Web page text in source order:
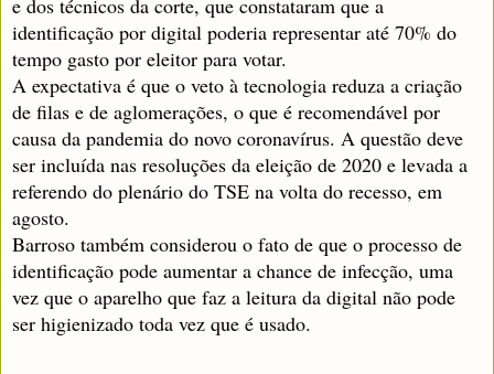
identificação por digital poderia representar até 70% do
tempo gasto por eleitor para votar.
A expectativa é que o veto à tecnologia reduza a criação
de filas e de aglomerações, o que é recomendável por
causa da pandemia do novo coronavírus. A questão deve
ser incluída nas resoluções da eleição de 2020 e levada a
referendo do plenário do TSE na volta do recesso, em
agosto.
Barroso também considerou o fato de que o processo de
identificação pode aumentar a chance de infecção, uma
vez que o aparelho que faz a leitura da digital não pode
ser higienizado toda vez que é usado.